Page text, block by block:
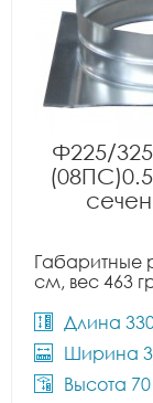
Ф225/
Габаритные
см, вес 463
Длина
Ширина
Высота